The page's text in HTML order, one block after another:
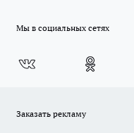
Мы в социальных сетях
Заказать рекламу